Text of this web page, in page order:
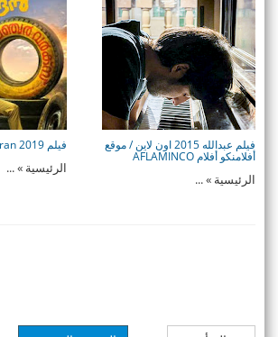
فيلم عبدالله 2015 اون لاين / موقع
أفلامنكو أفلام AFLAMINCO
الرئيسية » ...
فيلم Allu Ramendran 2019 مترجم
الرئيسية » ...